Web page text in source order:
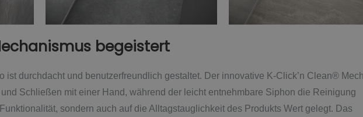
begeistert
ist durchdacht und benutzerfreundlich gestaltet. Der innovative K-Click’n Clean®
Schließen mit einer Hand, während der leicht entnehmbare Siphon die Reinigung
sondern auch auf die Alltagstauglichkeit des Produkts Wert gelegt. Das